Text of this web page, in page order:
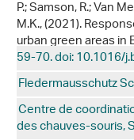
P.; Samson, R.; Van
M.K., (2021).
urban green areas in
59-70. doi: 10.1016/
Fledermausschutz
Centre de
des chauves-souris,